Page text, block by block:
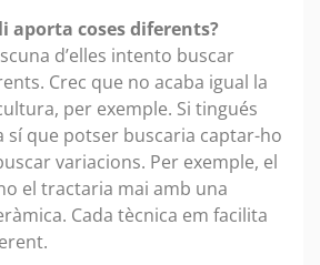
aporta coses diferents?
d’elles intento buscar
Crec que no acaba igual la
per exemple. Si tingués
sí que potser buscaria captar-ho
variacions. Per exemple, el
el tractaria mai amb una
Cada tècnica em facilita